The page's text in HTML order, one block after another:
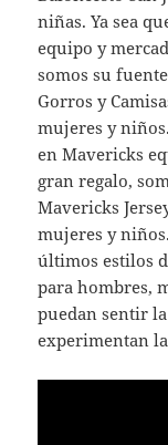
niñas. Ya sea
equipo y
somos su
Gorros y
mujeres y
en Mavericks
gran regalo,
Mavericks
mujeres y
últimos estilos
para hombres,
puedan sentir
experimentan